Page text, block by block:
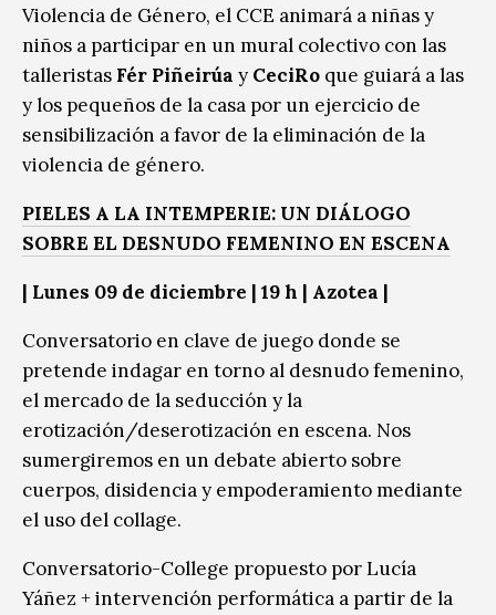
Violencia de Género, el CCE animará a niñas y
niños a participar en un mural colectivo con las
talleristas Fér Piñeirúa y CeciRo que guiará a las
y los pequeños de la casa por un ejercicio de
sensibilización a favor de la eliminación de la
violencia de género.
PIELES A LA INTEMPERIE: UN DIÁLOGO
SOBRE EL DESNUDO FEMENINO EN ESCENA
| Lunes 09 de diciembre | 19 h | Azotea |
Conversatorio en clave de juego donde se
pretende indagar en torno al desnudo femenino,
el mercado de la seducción y la
erotización/deserotización en escena. Nos
sumergiremos en un debate abierto sobre
cuerpos, disidencia y empoderamiento mediante
el uso del collage.
Conversatorio-College propuesto por Lucía
Yáñez + intervención performática a partir de la